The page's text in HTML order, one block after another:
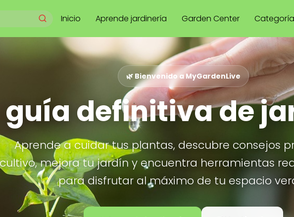
Inicio Aprende jardinería Garden Center
🌿 Bienvenido a MyGardenLive
guía definitiva de
Aprende a cuidar tus plantas, descubre consejos
cultivo, mejora tu jardín y encuentra herramientas
para disfrutar al máximo de tu espacio